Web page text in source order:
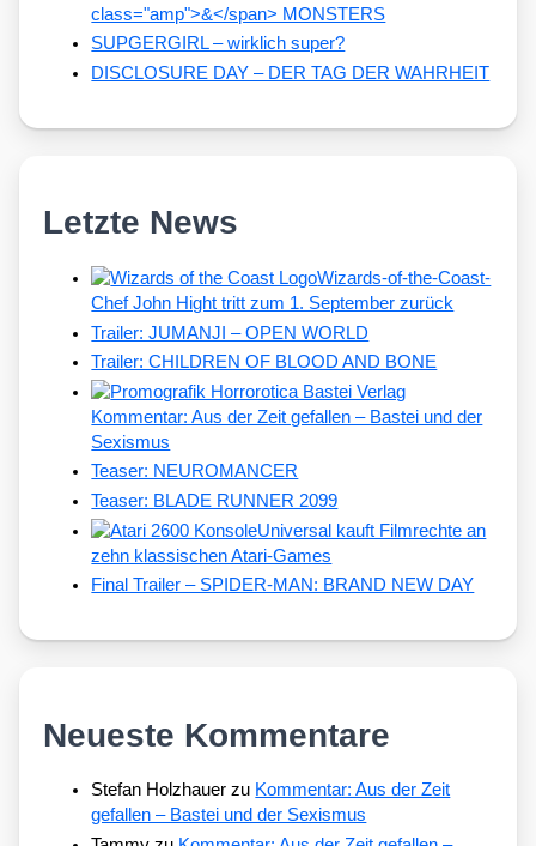
class="amp">&</span> MONSTERS
SUPGERGIRL – wirklich super?
DISCLOSURE DAY – DER TAG DER WAHRHEIT
Letzte News
Wizards-of-the-Coast-
Chef John Hight tritt zum 1. September zurück
Trailer: JUMANJI – OPEN WORLD
Trailer: CHILDREN OF BLOOD AND BONE
Kommentar: Aus der Zeit gefallen – Bastei und der
Sexismus
Teaser: NEUROMANCER
Teaser: BLADE RUNNER 2099
Universal kauft Filmrechte an
zehn klassischen Atari-Games
Final Trailer – SPIDER-MAN: BRAND NEW DAY
Neueste Kommentare
Stefan Holzhauer zu Kommentar: Aus der Zeit
gefallen – Bastei und der Sexismus